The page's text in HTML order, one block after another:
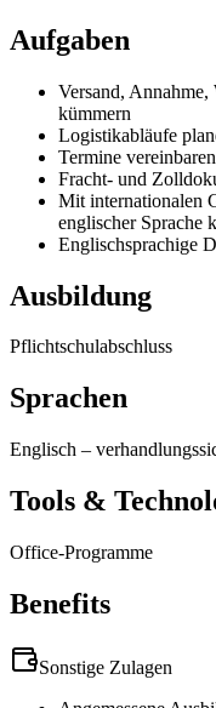
Aufgaben
Versand,
kümmern
Logistikabläufe
Termine
Fracht- und
Mit internationalen
englischer Sprache
Englischsprachige
Ausbildung
Pflichtschulabschluss
Sprachen
Englisch –
Tools &
Office-Programme
Benefits
Sonstige Zulagen